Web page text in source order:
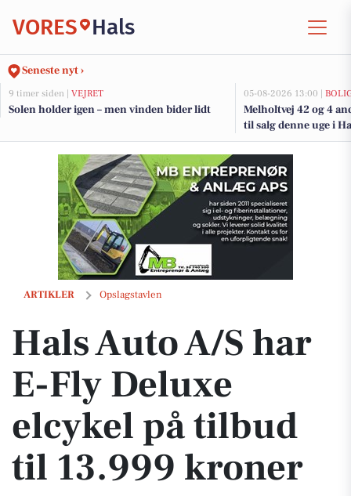
VORES Hals
Seneste nyt ›
9 timer siden | VEJRET
Solen holder igen – men vinden bider lidt
05-08-2026 13:00 |
Melholtvej 42 og 4
til salg denne uge i
ARTIKLER Opslagstavlen
Hals Auto A/S har E-Fly Deluxe elcykel på tilbud til 13.999 kroner
Hals Auto A/S har
E-Fly Deluxe
elcykel på tilbud
til 13.999 kroner